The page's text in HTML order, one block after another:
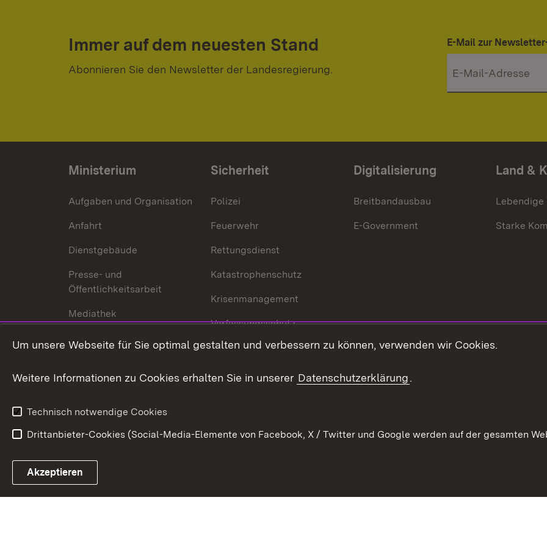
Immer auf dem neuesten Stand
Abonnieren Sie den Newsletter der Landesregierung.
E-Mail zur
Ministerium
Aufgaben und Organisation
Anfahrt
Dienstgebäude
Presse- und
Öffentlichkeitsarbeit
Mediathek
Publikationen
Sicherheit
Polizei
Feuerwehr
Rettungsdienst
Katastrophenschutz
Krisenmanagement
Verfassungsschutz
Datenschutz
Glücksspielrecht
Digitalisierung
Breitbandausbau
E-Government
Land &
Lebendige
Starke
Link zum Landesportal
Um unsere Webseite für Sie optimal gestalten und verbessern zu können, verwenden wir Cookies.
Weitere Informationen zu Cookies erhalten Sie in unserer Datenschutzerklärung.
Technisch notwendige Cookies
Drittanbieter-Cookies (Social-Media-Elemente von Facebook, X / Twitter und Google werden auf der gesamten
Akzeptieren